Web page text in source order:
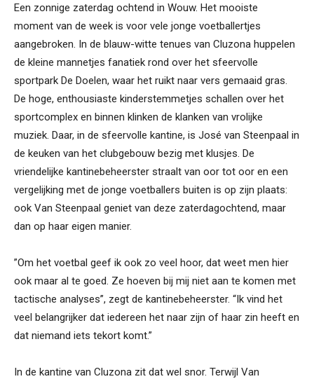
Een zonnige zaterdag ochtend in Wouw. Het mooiste
moment van de week is voor vele jonge voetballertjes
aangebroken. In de blauw-witte tenues van Cluzona huppelen
de kleine mannetjes fanatiek rond over het sfeervolle
sportpark De Doelen, waar het ruikt naar vers gemaaid gras.
De hoge, enthousiaste kinderstemmetjes schallen over het
sportcomplex en binnen klinken de klanken van vrolijke
muziek. Daar, in de sfeervolle kantine, is José van Steenpaal in
de keuken van het clubgebouw bezig met klusjes. De
vriendelijke kantinebeheerster straalt van oor tot oor en een
vergelijking met de jonge voetballers buiten is op zijn plaats:
ook Van Steenpaal geniet van deze zaterdagochtend, maar
dan op haar eigen manier.
”Om het voetbal geef ik ook zo veel hoor, dat weet men hier
ook maar al te goed. Ze hoeven bij mij niet aan te komen met
tactische analyses”, zegt de kantinebeheerster. “Ik vind het
veel belangrijker dat iedereen het naar zijn of haar zin heeft en
dat niemand iets tekort komt.”
In de kantine van Cluzona zit dat wel snor. Terwijl Van